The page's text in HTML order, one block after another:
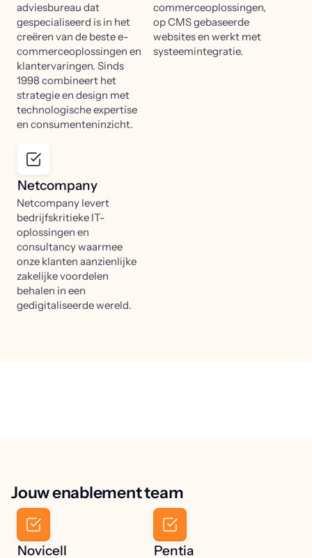
adviesbureau dat
gespecialiseerd is in het
creëren van de beste e-
commerceoplossingen en
klantervaringen. Sinds
1998 combineert het
strategie en design met
technologische expertise
en consumenteninzicht.
commerceoplossingen,
op CMS gebaseerde
websites en werkt met
systeemintegratie.
Netcompany
Netcompany levert
bedrijfskritieke IT-
oplossingen en
consultancy waarmee
onze klanten aanzienlijke
zakelijke voordelen
behalen in een
gedigitaliseerde wereld.
Jouw enablement team
Novicell Pentia